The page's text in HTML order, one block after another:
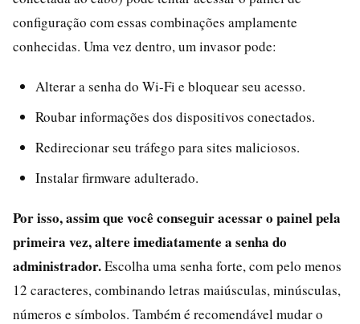
configuração com essas combinações amplamente
conhecidas. Uma vez dentro, um invasor pode:
Alterar a senha do Wi-Fi e bloquear seu acesso.
Roubar informações dos dispositivos conectados.
Redirecionar seu tráfego para sites maliciosos.
Instalar firmware adulterado.
Por isso, assim que você conseguir acessar o painel pela
primeira vez, altere imediatamente a senha do
administrador.Escolha uma senha forte, com pelo menos
12 caracteres, combinando letras maiúsculas, minúsculas,
números e símbolos. Também é recomendável mudar o